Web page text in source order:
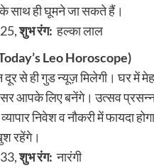
साथ ही घूमने जा सकते हैं।
25,शुभ रंग:हल्का लाल
Leo Horoscope)
से ही गुड न्यूज़ मिलेगी। घर में
आपके लिए बनेंगे। उत्सव
निवेश व नौकरी में फायदा
रहेंगे।
33,शुभ रंग:नारंगी